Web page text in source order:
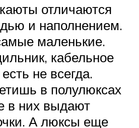
отличаются
и наполнением.
маленькие.
кабельное
не всегда.
в полулюксах
в них выдают
А люксы еще